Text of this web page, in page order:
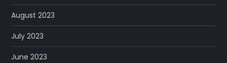
August 2023
July 2023
June 2023